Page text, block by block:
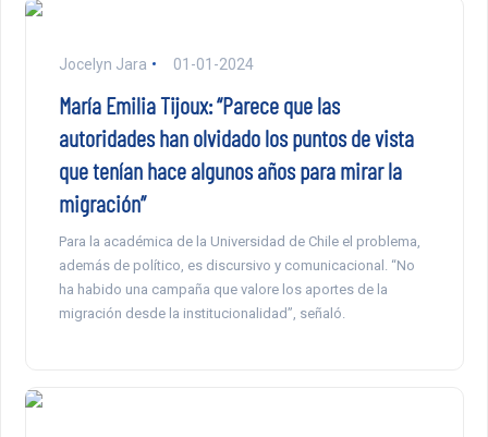
Jocelyn Jara 01-01-2024
María Emilia Tijoux: “Parece que las
autoridades han olvidado los puntos de vista
que tenían hace algunos años para mirar la
migración”
Para la académica de la Universidad de Chile el problema,
además de político, es discursivo y comunicacional. “No
ha habido una campaña que valore los aportes de la
migración desde la institucionalidad”, señaló.